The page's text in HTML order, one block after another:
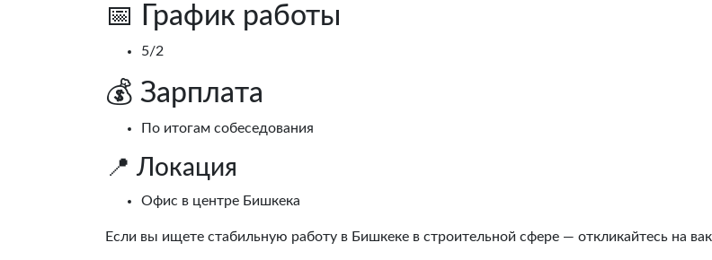
📅 График работы
5/2
💰 Зарплата
По итогам собеседования
📍 Локация
Офис в центре Бишкека
Если вы ищете стабильную работу в Бишкеке в строительной сфере — откликайтесь на